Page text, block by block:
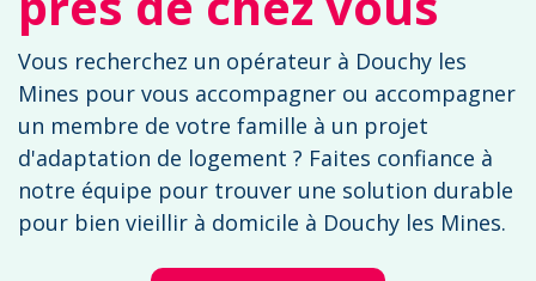
Vous recherchez un opérateur à Douchy les
Mines pour vous accompagner ou accompagner
un membre de votre famille à un projet
d'adaptation de logement ? Faites confiance à
notre équipe pour trouver une solution durable
pour bien vieillir à domicile à Douchy les Mines.